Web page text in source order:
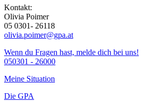
Kontakt:
Olivia Poimer
05 0301- 26118
olivia.poimer@gpa.at
Wenn du Fragen hast, melde dich bei uns!
050301 - 26000
Meine Situation
Die GPA